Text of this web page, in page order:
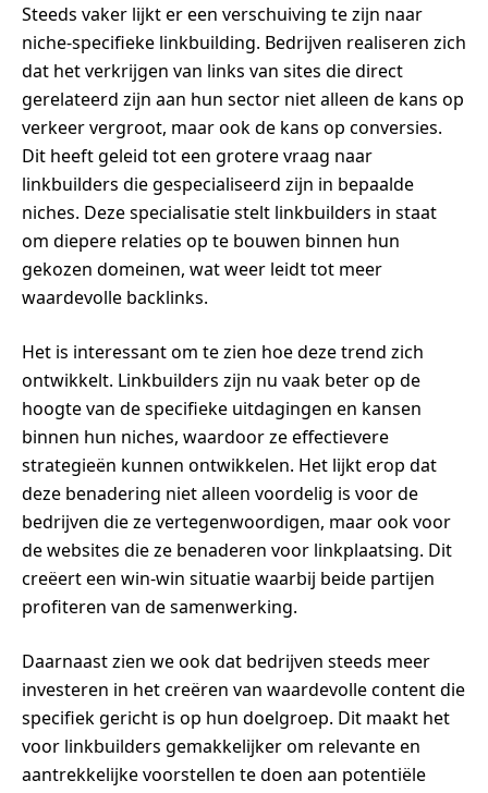
Steeds vaker lijkt er een verschuiving te zijn naar
niche-specifieke linkbuilding. Bedrijven realiseren zich
dat het verkrijgen van links van sites die direct
gerelateerd zijn aan hun sector niet alleen de kans op
verkeer vergroot, maar ook de kans op conversies.
Dit heeft geleid tot een grotere vraag naar
linkbuilders die gespecialiseerd zijn in bepaalde
niches. Deze specialisatie stelt linkbuilders in staat
om diepere relaties op te bouwen binnen hun
gekozen domeinen, wat weer leidt tot meer
waardevolle backlinks.
Het is interessant om te zien hoe deze trend zich
ontwikkelt. Linkbuilders zijn nu vaak beter op de
hoogte van de specifieke uitdagingen en kansen
binnen hun niches, waardoor ze effectievere
strategieën kunnen ontwikkelen. Het lijkt erop dat
deze benadering niet alleen voordelig is voor de
bedrijven die ze vertegenwoordigen, maar ook voor
de websites die ze benaderen voor linkplaatsing. Dit
creëert een win-win situatie waarbij beide partijen
profiteren van de samenwerking.
Daarnaast zien we ook dat bedrijven steeds meer
investeren in het creëren van waardevolle content die
specifiek gericht is op hun doelgroep. Dit maakt het
voor linkbuilders gemakkelijker om relevante en
aantrekkelijke voorstellen te doen aan potentiële